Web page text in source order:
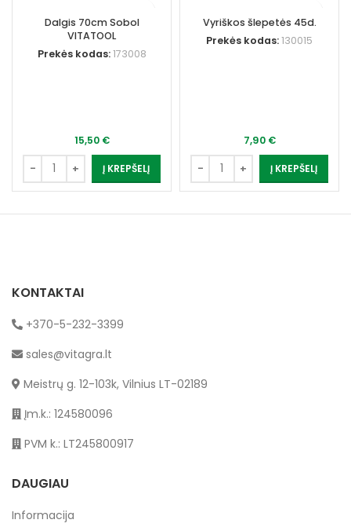
Dalgis 70cm Sobol
VITATOOL
Prekės kodas:173008
15,50 €
Į KREPŠELĮ
Vyriškos šlepetės 45d.
Prekės kodas:130015
7,90 €
Į KREPŠELĮ
KONTAKTAI
+370-5-232-3399
sales@vitagra.lt
Meistrų g. 12-103k, Vilnius LT-02189
Įm.k.: 124580096
PVM k.: LT245800917
DAUGIAU
Informacija